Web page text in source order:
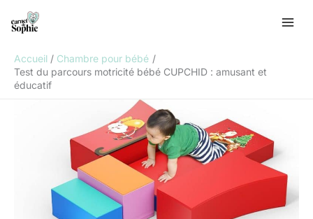
Accueil
Chambre pour bébé
Test du parcours motricité bébé CUPCHID : amusant et
éducatif
e
h
e